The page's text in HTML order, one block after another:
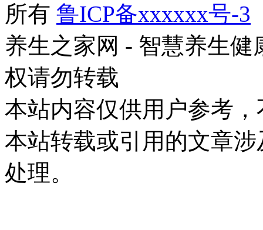
所有 鲁ICP备xxxxxx号-3
养生之家网 - 智慧养生
权请勿转载
本站内容仅供用户参考
本站转载或引用的文章
处理。